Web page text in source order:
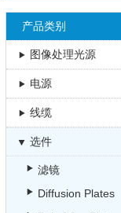
产品类别
图像处理光源
电源
线缆
选件
滤镜
Diffusion Plates